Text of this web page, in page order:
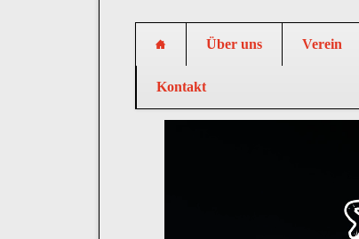
Über uns Verein
Kontakt
Navigation